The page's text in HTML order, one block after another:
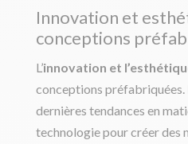
Innovation et
conceptions
L’innovation et
conceptions préfabriquées.
dernières tendances en
technologie pour créer des